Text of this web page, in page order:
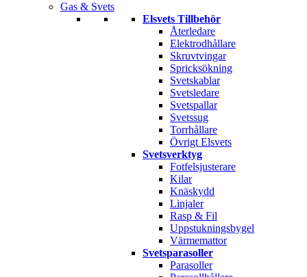
Gas & Svets
Elsvets Tillbehör
Återledare
Elektrodhållare
Skruvtvingar
Spricksökning
Svetskablar
Svetsledare
Svetspallar
Svetssug
Torrhållare
Övrigt Elsvets
Svetsverktyg
Fotfelsjusterare
Kilar
Knäskydd
Linjaler
Rasp & Fil
Uppstukningsbygel
Värmemattor
Svetsparasoller
Parasoller